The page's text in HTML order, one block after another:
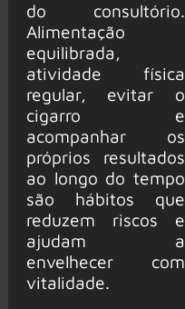
do consultório.
Alimentação
equilibrada,
atividade física
regular, evitar o
cigarro e
acompanhar os
próprios resultados
ao longo do tempo
são hábitos que
reduzem riscos e
ajudam a
envelhecer com
vitalidade.